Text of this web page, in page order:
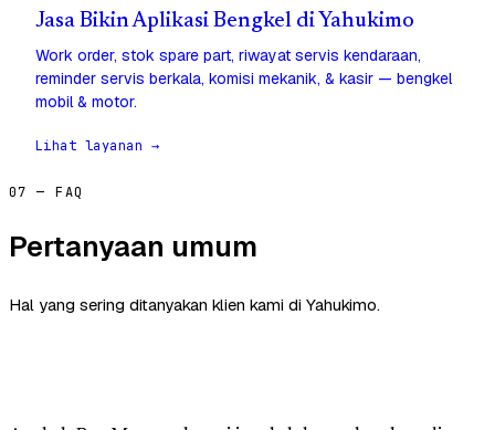
Jasa Bikin Aplikasi Bengkel di Yahukimo
Work order, stok spare part, riwayat servis kendaraan,
reminder servis berkala, komisi mekanik, & kasir — bengkel
mobil & motor.
Lihat layanan →
07 — FAQ
Pertanyaan umum
Hal yang sering ditanyakan klien kami di Yahukimo.